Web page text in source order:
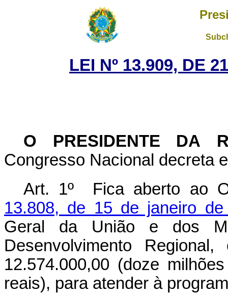
LEI Nº 13.909, DE
O PRESIDENTE DA
Congresso Nacional decreta
Art. 1º Fica aberto ao
13.808, de 15 de janeiro de
Geral da União e dos
Desenvolvimento
12.574.000,00 (doze
reais), para atender à